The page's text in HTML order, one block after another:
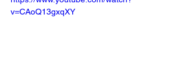
v=CAoQ13gxqXY